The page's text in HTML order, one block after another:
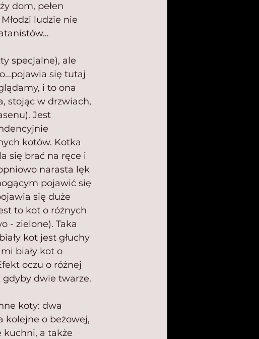
dom, pełen
ludzie nie
specjalne), ale
się tutaj
i to ona
stojąc w drzwiach,
Jest
kotów. Kotka
się brać na ręce i
narasta lęk
pojawić się
się duże
to kot o różnych
- zielone). Taka
kot jest głuchy
biały kot o
oczu o różnej
dwie twarze.
koty: dwa
kolejne o beżowej,
kuchni, a także